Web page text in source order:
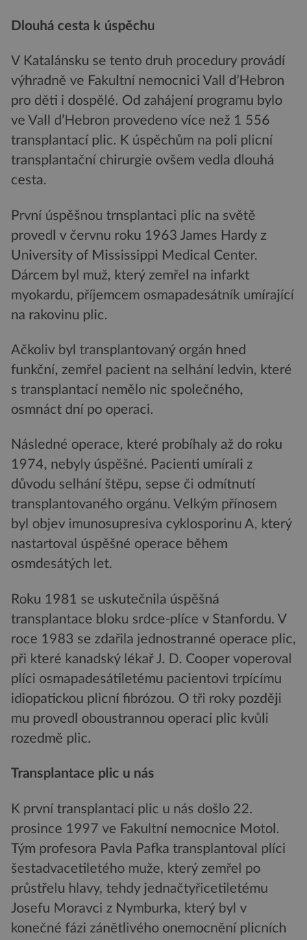
Dlouhá cesta k úspěchu
V Katalánsku se tento druh procedury provádí
výhradně ve Fakultní nemocnici Vall d’Hebron
pro děti i dospělé. Od zahájení programu bylo
ve Vall d’Hebron provedeno více než 1 556
transplantací plic. K úspěchům na poli plicní
transplantační chirurgie ovšem vedla dlouhá
cesta.
První úspěšnou trnsplantaci plic na světě
provedl v červnu roku 1963 James Hardy z
University of Mississippi Medical Center.
Dárcem byl muž, který zemřel na infarkt
myokardu, příjemcem osmapadesátník umírající
na rakovinu plic.
Ačkoliv byl transplantovaný orgán hned
funkční, zemřel pacient na selhání ledvin, které
s transplantací nemělo nic společného,
osmnáct dní po operaci.
Následné operace, které probíhaly až do roku
1974, nebyly úspěšné. Pacienti umírali z
důvodu selhání štěpu, sepse či odmítnutí
transplantovaného orgánu. Velkým přínosem
byl objev imunosupresiva cyklosporinu A, který
nastartoval úspěšné operace během
osmdesátých let.
Roku 1981 se uskutečnila úspěšná
transplantace bloku srdce-plíce v Stanfordu. V
roce 1983 se zdařila jednostranné operace plic,
při které kanadský lékař J. D. Cooper voperoval
plíci osmapadesátiletému pacientovi trpícímu
idiopatickou plicní fibrózou. O tři roky později
mu provedl oboustrannou operaci plic kvůli
rozedmě plic.
Transplantace plic u nás
K první transplantaci plic u nás došlo 22.
prosince 1997 ve Fakultní nemocnice Motol.
Tým profesora Pavla Pafka transplantoval plíci
šestadvacetiletého muže, který zemřel po
průstřelu hlavy, tehdy jednačtyřicetiletému
Josefu Moravci z Nymburka, který byl v
konečné fázi zánětlivého onemocnění plicních